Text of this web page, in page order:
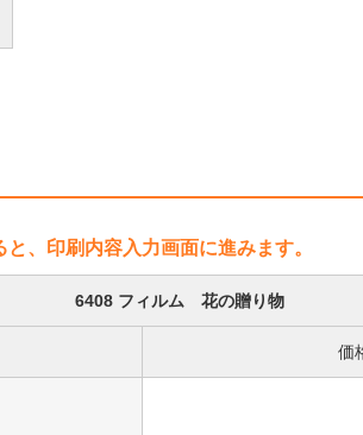
、印刷内容入力画面に進みます。
6408 フィルム 花の贈り物
価